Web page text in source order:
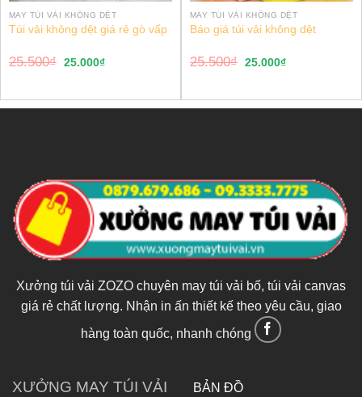
MAY TÚI VẢI KHÔNG DỆT
Túi vải không dệt giá rẻ gò vấp
25.500₫ 25.000₫
MAY TÚI VẢI KHÔNG DỆT
Báo giá túi vải không dệt
25.500₫ 25.000₫
Xưởng túi vải ZOZO chuyên may túi vải bố, túi vải canvas
giá rẻ chất lượng. Nhận in ấn thiết kế theo yêu cầu, giao
hàng toàn quốc, nhanh chóng
XƯỞNG MAY TÚI VẢI
BẢN ĐỒ